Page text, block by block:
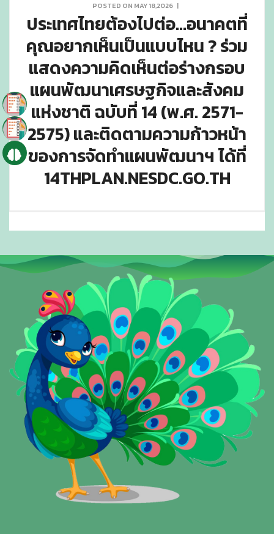
POSTED ON MAY 18,2026|
ประเทศไทยต้องไปต่อ...อนาคตที่
คุณอยากเห็นเป็นแบบไหน ? ร่วม
แสดงความคิดเห็นต่อร่างกรอบ
แผนพัฒนาเศรษฐกิจและสังคม
แห่งชาติ ฉบับที่ 14 (พ.ศ. 2571-
2575) และติดตามความก้าวหน้า
ของการจัดทำแผนพัฒนาฯ ได้ที่
14THPLAN.NESDC.GO.TH